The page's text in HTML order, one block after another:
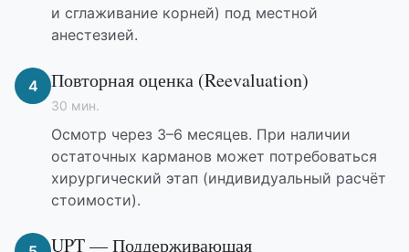
и сглаживание корней) под местной
анестезией.
4 Повторная оценка (Reevaluation)
30 мин.
Осмотр через 3–6 месяцев. При наличии
остаточных карманов может потребоваться
хирургический этап (индивидуальный расчёт
стоимости).
UPT — Поддерживающая